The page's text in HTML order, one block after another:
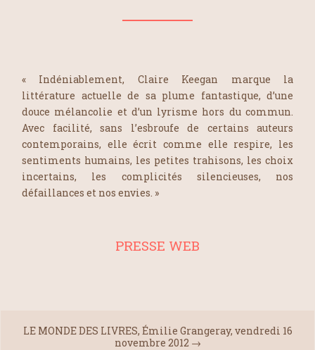
« Indéniablement, Claire Keegan marque la
littérature actuelle de sa plume fantastique, d’une
douce mélancolie et d’un lyrisme hors du commun.
Avec facilité, sans l’esbroufe de certains auteurs
contemporains, elle écrit comme elle respire, les
sentiments humains, les petites trahisons, les choix
incertains, les complicités silencieuses, nos
défaillances et nos envies. »
PRESSE WEB
LE MONDE DES LIVRES, Émilie Grangeray, vendredi 16
novembre 2012 →